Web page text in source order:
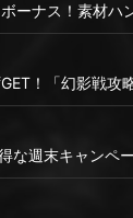
ーナス！素材ハ
！「幻影戦攻
な週末キャンペ